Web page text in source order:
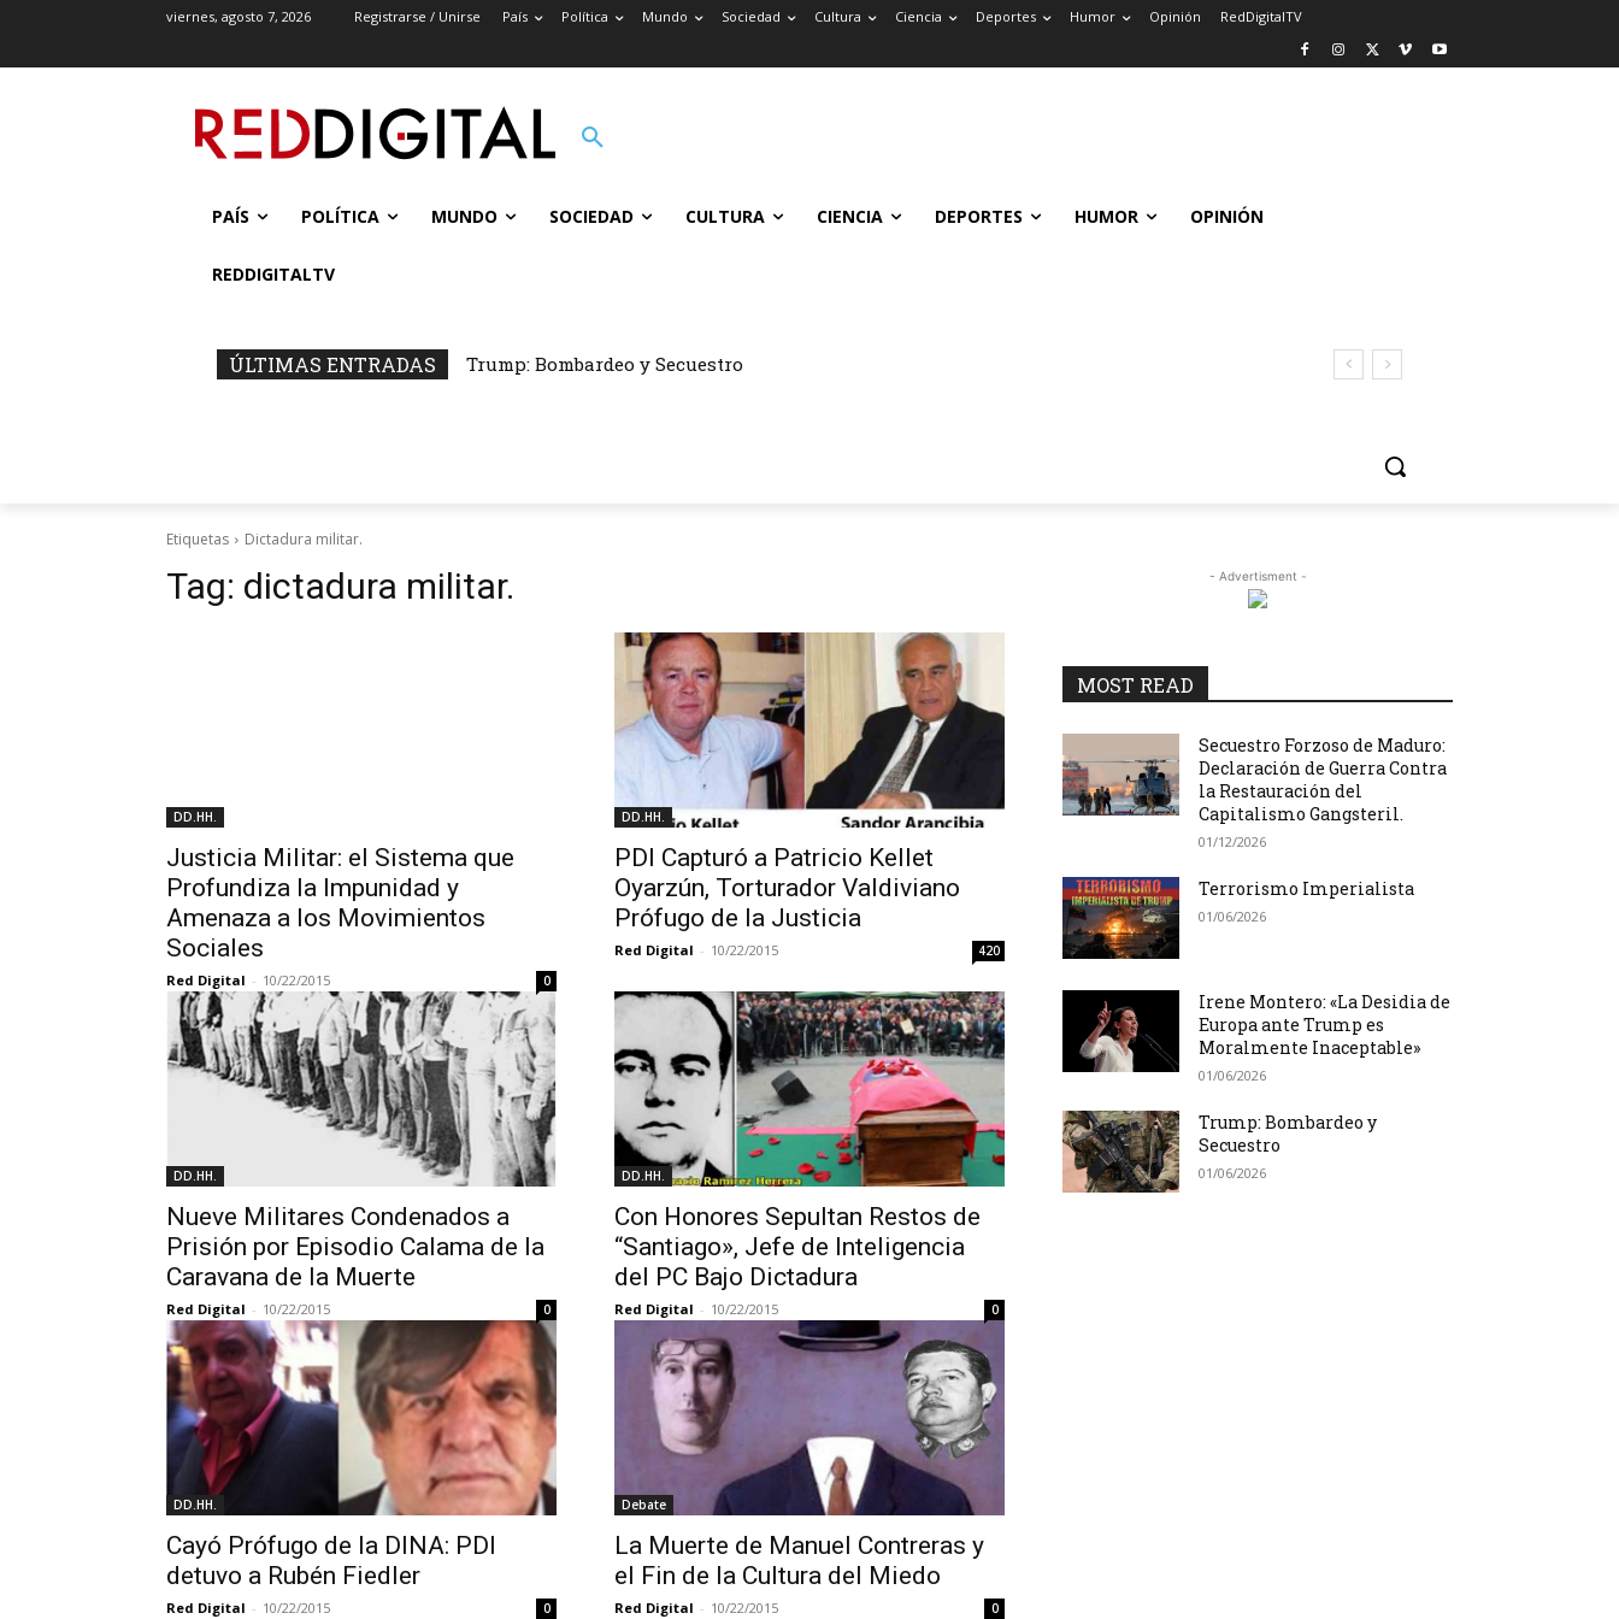
viernes, agosto 7, 2026 Registrarse / Unirse País Política Mundo Sociedad Cultura Ciencia Deportes Humor Opinión RedDigitalTV
PAÍS POLÍTICA MUNDO SOCIEDAD CULTURA CIENCIA DEPORTES HUMOR OPINIÓN
REDDIGITALTV
ÚLTIMAS ENTRADAS Trump: Bombardeo y Secuestro
Etiquetas Dictadura militar.
Tag: dictadura militar.
DD.HH.
Justicia Militar: el Sistema que
Profundiza la Impunidad y
Amenaza a los Movimientos
Sociales
Red Digital - 10/22/2015 0
DD.HH.
PDI Capturó a Patricio Kellet
Oyarzún, Torturador Valdiviano
Prófugo de la Justicia
Red Digital - 10/22/2015 420
DD.HH.
Nueve Militares Condenados a
Prisión por Episodio Calama de la
Caravana de la Muerte
Red Digital - 10/22/2015 0
DD.HH.
Con Honores Sepultan Restos de
“Santiago», Jefe de Inteligencia
del PC Bajo Dictadura
Red Digital - 10/22/2015 0
DD.HH.
Cayó Prófugo de la DINA: PDI
detuvo a Rubén Fiedler
Red Digital - 10/22/2015 0
Debate
La Muerte de Manuel Contreras y
el Fin de la Cultura del Miedo
Red Digital - 10/22/2015 0
- Advertisment -
MOST READ
Secuestro Forzoso de Maduro:
Declaración de Guerra Contra
la Restauración del
Capitalismo Gangsteril.
01/12/2026
Terrorismo Imperialista
01/06/2026
Irene Montero: «La Desidia de
Europa ante Trump es
Moralmente Inaceptable»
01/06/2026
Trump: Bombardeo y
Secuestro
01/06/2026